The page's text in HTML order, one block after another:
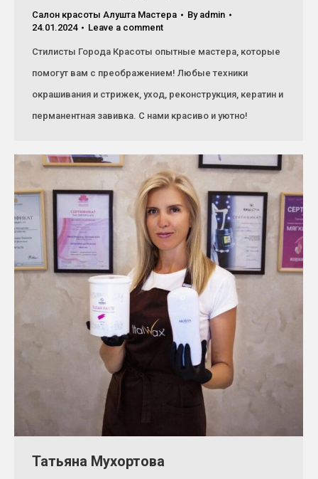
Салон красоты Алушта Мастера By admin
24.01.2024
Leave a comment
Стилисты Города Красоты опытные мастера, которые
помогут вам с преображением! Любые техники
окрашивания и стрижек, уход, реконструкция, кератин и
перманентная завивка. С нами красиво и уютно!
Татьяна Мухортова